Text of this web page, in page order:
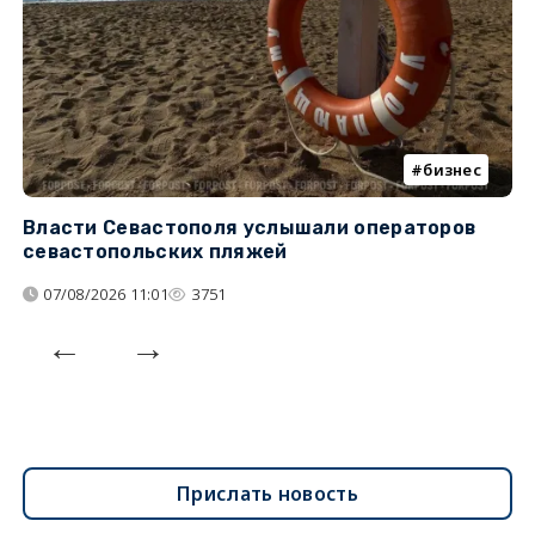
бизнес
Власти Севастополя услышали операторов
севастопольских пляжей
07/08/2026 11:01 3751
Прислать новость